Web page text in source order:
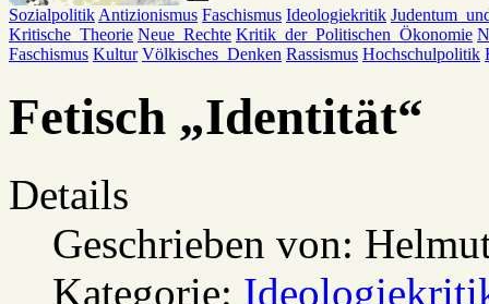
Sozialpolitik Antizionismus Faschismus Ideologiekritik
Kritische_Theorie Neue_Rechte Kritik_der_Politischen_Ökonomie
Faschismus Kultur Völkisches_Denken Rassismus Hochschulpolitik
Fetisch „Identität“
Details
Geschrieben von:
Kategorie: